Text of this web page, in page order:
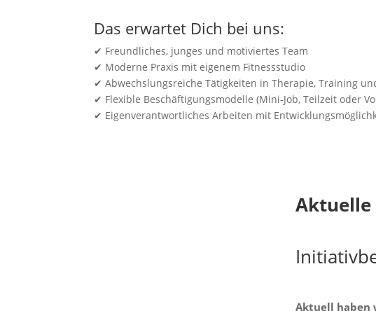
Das erwartet Dich bei uns:
✔ Freundliches, junges und motiviertes Team
✔ Moderne Praxis mit eigenem Fitnessstudio
✔ Abwechslungsreiche Tätigkeiten in Therapie, Training
✔ Flexible Beschäftigungsmodelle (Mini-Job, Teilzeit oder
✔ Eigenverantwortliches Arbeiten mit
Aktuelle
Aktuell haben